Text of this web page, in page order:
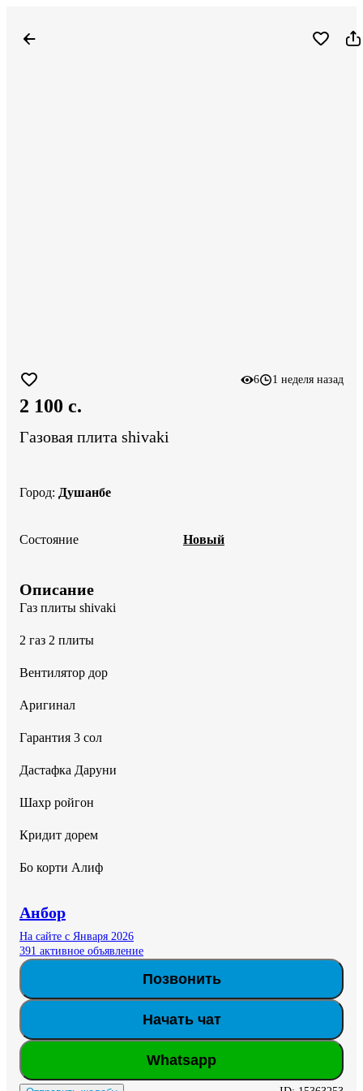
6 1 неделя назад
2 100 c.
Газовая плита shivaki
Город: Душанбе
Состояние Новый
Описание
Газ плиты shivaki
2 газ 2 плиты
Вентилятор дор
Аригинал
Гарантия 3 сол
Дастафка Даруни
Шахр ройгон
Кридит дорем
Бо корти Алиф
Анбор
На сайте с Января 2026
391 активное объявление
Позвонить
Начать чат
Whatsapp